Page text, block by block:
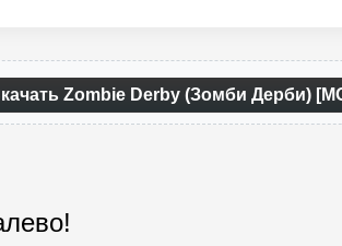
Zombie Derby (Зомби Дерби)